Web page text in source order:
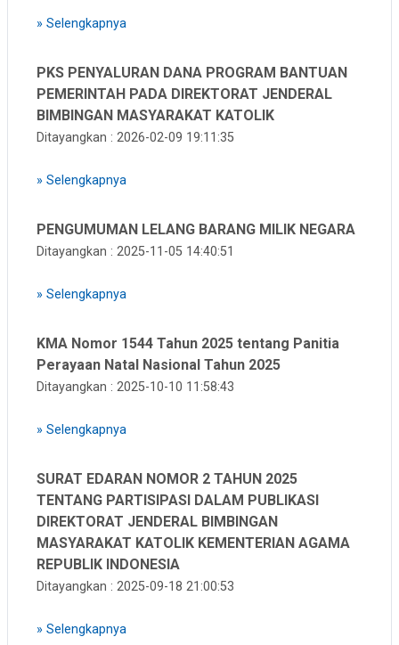
» Selengkapnya
PKS PENYALURAN DANA PROGRAM BANTUAN
PEMERINTAH PADA DIREKTORAT JENDERAL
BIMBINGAN MASYARAKAT KATOLIK
Ditayangkan : 2026-02-09 19:11:35
» Selengkapnya
PENGUMUMAN LELANG BARANG MILIK NEGARA
Ditayangkan : 2025-11-05 14:40:51
» Selengkapnya
KMA Nomor 1544 Tahun 2025 tentang Panitia
Perayaan Natal Nasional Tahun 2025
Ditayangkan : 2025-10-10 11:58:43
» Selengkapnya
SURAT EDARAN NOMOR 2 TAHUN 2025
TENTANG PARTISIPASI DALAM PUBLIKASI
DIREKTORAT JENDERAL BIMBINGAN
MASYARAKAT KATOLIK KEMENTERIAN AGAMA
REPUBLIK INDONESIA
Ditayangkan : 2025-09-18 21:00:53
» Selengkapnya